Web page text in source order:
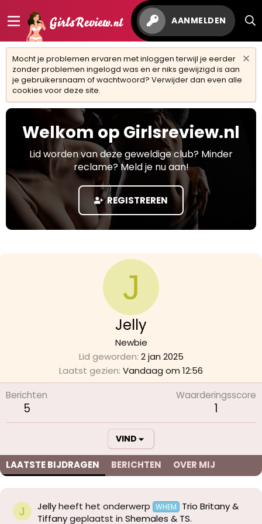
AANMELDEN
Mocht je problemen ervaren met inloggen terwijl je eerder
zonder problemen ingelogd was en er niks gewijzigd is aan
je gebruikersnaam of wachtwoord? Verwijder dan even alle
cookies voor deze site.
Welkom op Girlsreview.nl
Lid worden van deze geweldige club? Minder
reclame? Meld je nu aan!
REGISTREREN
J
Jelly
Newbie
Lid geworden 2 jan 2025
Laatst gezien Vandaag om 12:56
Berichten
5
Waarderingsscore
1
VIND
LAATSTE BIJDRAGEN BERICHTEN OVER MIJ
J Jellyheeft het onderwerp WHEM
Trio Britany &
Tiffanygeplaatst in Shemales & TS.